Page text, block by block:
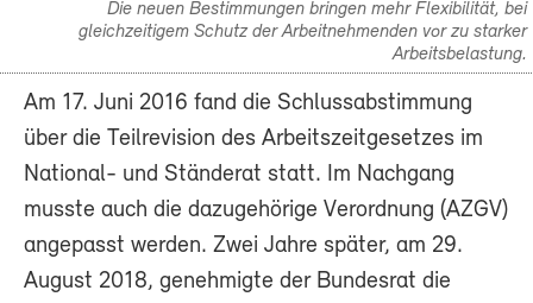
Die neuen Bestimmungen bringen mehr Flexibilität, bei
gleichzeitigem Schutz der Arbeitnehmenden vor zu starker
Arbeitsbelastung.
Am 17. Juni 2016 fand die Schlussabstimmung
über die Teilrevision des Arbeitszeitgesetzes im
National- und Ständerat statt. Im Nachgang
musste auch die dazugehörige Verordnung (AZGV)
angepasst werden. Zwei Jahre später, am 29.
August 2018, genehmigte der Bundesrat die